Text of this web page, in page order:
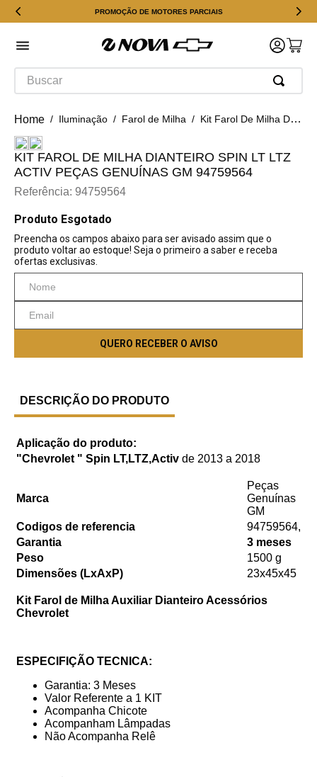
PROMOÇÃO DE MOTORES PARCIAIS
Buscar
Iluminação Farol de Milha Kit Farol De Milha Dianteiro Spin Lt ltz activ Peças Genuínas GM 94759564
KIT FAROL DE MILHA DIANTEIRO SPIN LT LTZ
ACTIV PEÇAS GENUÍNAS GM 94759564
Referência: 94759564
DESCRIÇÃO DO PRODUTO
Aplicação do produto:
"Chevrolet " Spin LT,LTZ,Activ de 2013 a 2018
Marca
Peças
Genuínas
GM
Codigos de referencia
94759564,
Garantia
3 meses
Peso
1500 g
Dimensões (LxAxP)
23x45x45
Kit Farol de Milha Auxiliar Dianteiro Acessórios
Chevrolet
ESPECIFIÇÃO TECNICA:
Garantia: 3 Meses
Valor Referente a 1 KIT
Acompanha Chicote
Acompanham Lâmpadas
Não Acompanha Relê